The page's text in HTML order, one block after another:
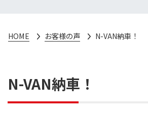
HOME お客様の声 N-VAN納車！
N-VAN納車！